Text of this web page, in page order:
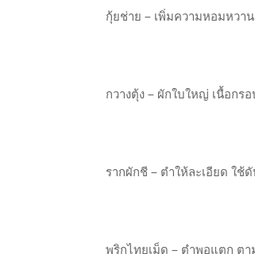
กุ้ยช่าย – เพิ่มความหอมหวา
กวางตุ้ง – ผักใบใหญ่ เนื้อกร
รากผักชี – ตำให้ละเอียด ใช้
พริกไทยเม็ด – ตำพอแตก ต